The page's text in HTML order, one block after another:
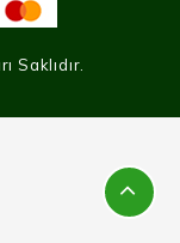
Saklıdır.